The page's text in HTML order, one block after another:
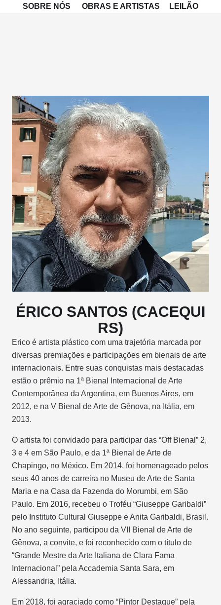
SOBRE NÓS OBRAS E ARTISTAS LEILÃO
ÉRICO SANTOS (CACEQUI
RS)
Erico é artista plástico com uma trajetória marcada por
diversas premiações e participações em bienais de arte
internacionais. Entre suas conquistas mais destacadas
estão o prêmio na 1ª Bienal Internacional de Arte
Contemporânea da Argentina, em Buenos Aires, em
2012, e na V Bienal de Arte de Gênova, na Itália, em
2013.
O artista foi convidado para participar das “Off Bienal” 2,
3 e 4 em São Paulo, e da 1ª Bienal de Arte de
Chapingo, no México. Em 2014, foi homenageado pelos
seus 40 anos de carreira no Museu de Arte de Santa
Maria e na Casa da Fazenda do Morumbi, em São
Paulo. Em 2016, recebeu o Troféu “Giuseppe Garibaldi”
pelo Instituto Cultural Giuseppe e Anita Garibaldi, Brasil.
No ano seguinte, participou da VII Bienal de Arte de
Gênova, a convite, e foi reconhecido com o título de
“Grande Mestre da Arte Italiana de Clara Fama
Internacional” pela Accademia Santa Sara, em
Alessandria, Itália.
Em 2018, foi agraciado como “Pintor Destaque” pela